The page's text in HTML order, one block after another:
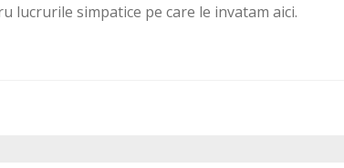
lucrurile simpatice pe care le invatam aici.